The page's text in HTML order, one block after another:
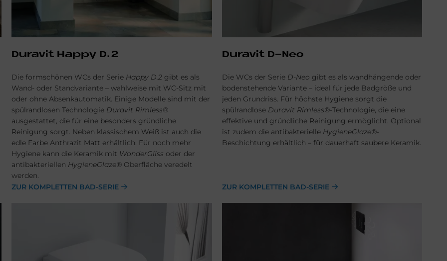
Du­ra­vit Hap­py D.2
Die formschönen WCs der Serie Happy D.2 gibt es als
Wand- oder Standvariante – wahlweise mit WC-Sitz mit
oder ohne Absenkautomatik. Einige Modelle sind mit der
spülrandlosen Technologie Duravit Rimless®
ausgestattet, die für eine besonders gründliche
Reinigung sorgt. Neben klassischem Weiß ist auch die
edle Farbe Anthrazit Matt erhältlich. Für noch mehr
Hygiene kann die Keramik mit WonderGliss oder der
antibakteriellen HygieneGlaze® Oberfläche veredelt
werden.
ZUR KOMPLETTEN BAD-SERIE
Du­ra­vit D-Neo
Die WCs der Serie D-Neo gibt es als wandhängende oder
bodenstehende Variante – ideal für jede Badgröße und
jeden Grundriss. Für höchste Hygiene sorgt die
spülrandlose Duravit Rimless®-Technologie, die eine
effektive und gründliche Reinigung ermöglicht. Optional
ist zudem die antibakterielle HygieneGlaze®-
Beschichtung erhältlich – für dauerhaft saubere Keramik.
ZUR KOMPLETTEN BAD-SERIE